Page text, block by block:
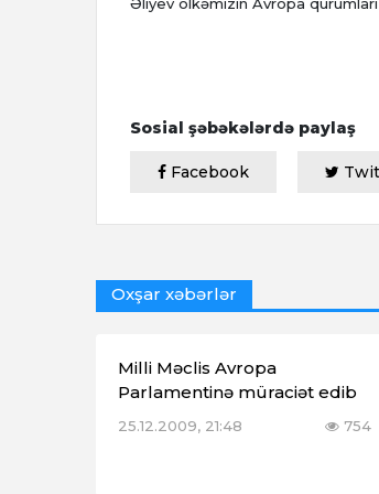
Əliyev ölkəmizin Avropa
Sosial şəbəkələrdə paylaş
Facebook
Oxşar xəbərlər
Milli Məclis Avropa
Parlamentinə müraciət edib
25.12.2009, 21:48 754